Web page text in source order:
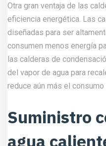
Otra gran ventaja de las
eficiencia energética. Las
diseñadas para ser
consumen menos energía
las calderas de
del vapor de agua para
reduce aún más el consumo
Suministro
agua